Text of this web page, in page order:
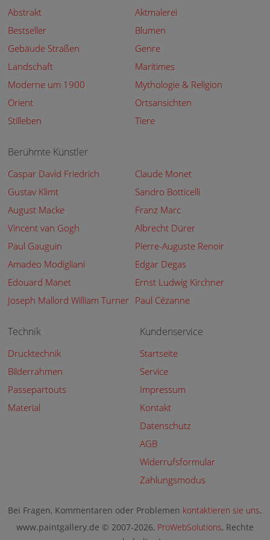
Abstrakt
Aktmalerei
Bestseller
Blumen
Gebäude Straßen
Genre
Landschaft
Maritimes
Moderne um 1900
Mythologie & Religion
Orient
Ortsansichten
Stilleben
Tiere
Berühmte Künstler
Caspar David Friedrich
Claude Monet
Gustav Klimt
Sandro Botticelli
August Macke
Franz Marc
Vincent van Gogh
Albrecht Dürer
Paul Gauguin
Pierre-Auguste Renoir
Amadeo Modigliani
Edgar Degas
Edouard Manet
Ernst Ludwig Kirchner
Joseph Mallord William Turner Paul Cézanne
Technik
Drucktechnik
Bilderrahmen
Passepartouts
Material
Kundenservice
Startseite
Service
Impressum
Kontakt
Datenschutz
AGB
Widerrufsformular
Zahlungsmodus
Bei Fragen, Kommentaren oder Problemen kontaktieren sie uns.
www.paintgallery.de © 2007-2026, ProWebSolutions, Rechte